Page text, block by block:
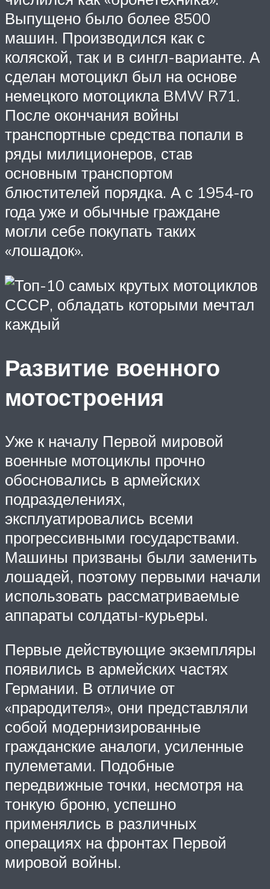
Выпущено было более 8500
машин. Производился как с
коляской, так и в сингл-варианте. А
сделан мотоцикл был на основе
немецкого мотоцикла BMW R71.
После окончания войны
транспортные средства попали в
ряды милиционеров, став
основным транспортом
блюстителей порядка. А с 1954-го
года уже и обычные граждане
могли себе покупать таких
«лошадок».
Развитие военного
мотостроения
Уже к началу Первой мировой
военные мотоциклы прочно
обосновались в армейских
подразделениях,
эксплуатировались всеми
прогрессивными государствами.
Машины призваны были заменить
лошадей, поэтому первыми начали
использовать рассматриваемые
аппараты солдаты-курьеры.
Первые действующие экземпляры
появились в армейских частях
Германии. В отличие от
«прародителя», они представляли
собой модернизированные
гражданские аналоги, усиленные
пулеметами. Подобные
передвижные точки, несмотря на
тонкую броню, успешно
применялись в различных
операциях на фронтах Первой
мировой войны.